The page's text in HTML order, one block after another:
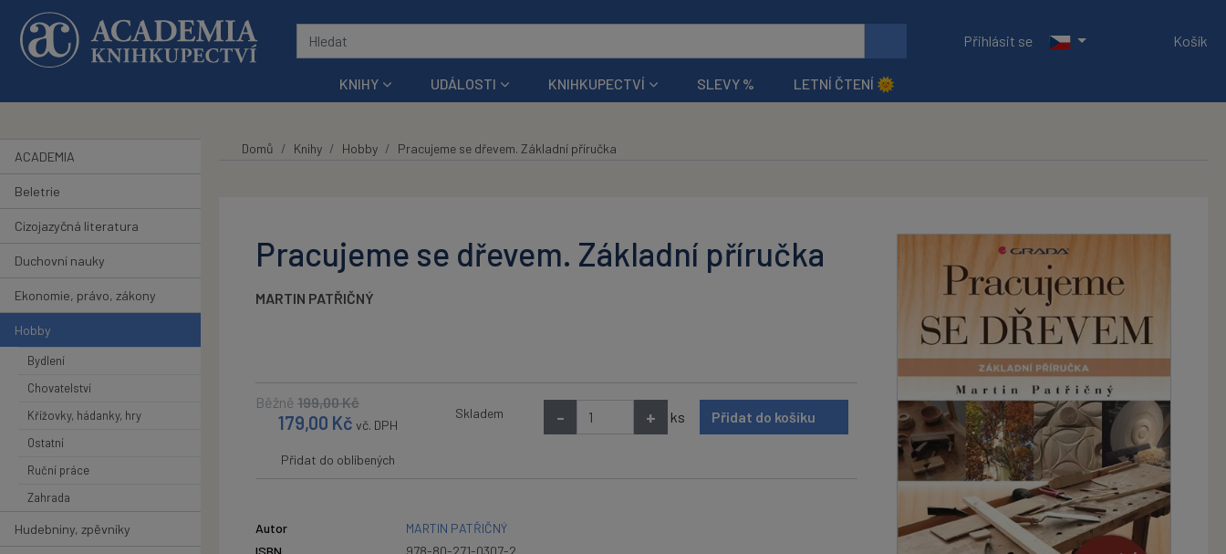
Přeskočit na hlavní obsah
Přihlásit se
Košík
KNIHY UDÁLOSTI KNIHKUPECTVÍ SLEVY % LETNÍ ČTENÍ 🌞
ACADEMIA
Beletrie
Cizojazyčná literatura
Duchovní nauky
Ekonomie, právo, zákony
Hobby
Bydlení
Chovatelství
Křížovky, hádanky, hry
Ostatní
Ruční práce
Zahrada
Hudebniny, zpěvníky
Domů Knihy Hobby Pracujeme se dřevem. Základní příručka
Pracujeme se dřevem. Základní příručka
MARTIN PATŘIČNÝ
Běžně 199,00Kč
179,00 Kč vč. DPH
Skladem - + ks Přidat do košíku
Přidat do oblíbených
Autor
MARTIN PATŘIČNÝ